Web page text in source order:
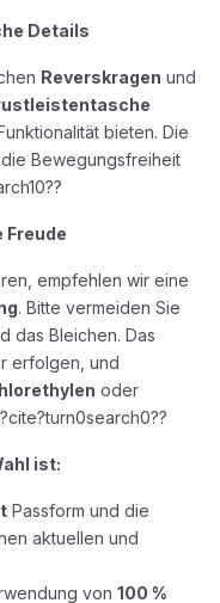
Details
Reverskragen und
bieten. Die
Bewegungsfreiheit
Freude
empfehlen wir eine
. Bitte vermeiden Sie
das Bleichen. Das
erfolgen, und
oder
ist:
Passform und die
aktuellen und
von 100 %